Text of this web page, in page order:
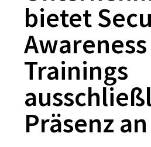
bietet
Awareness
Trainings
Präsenz an